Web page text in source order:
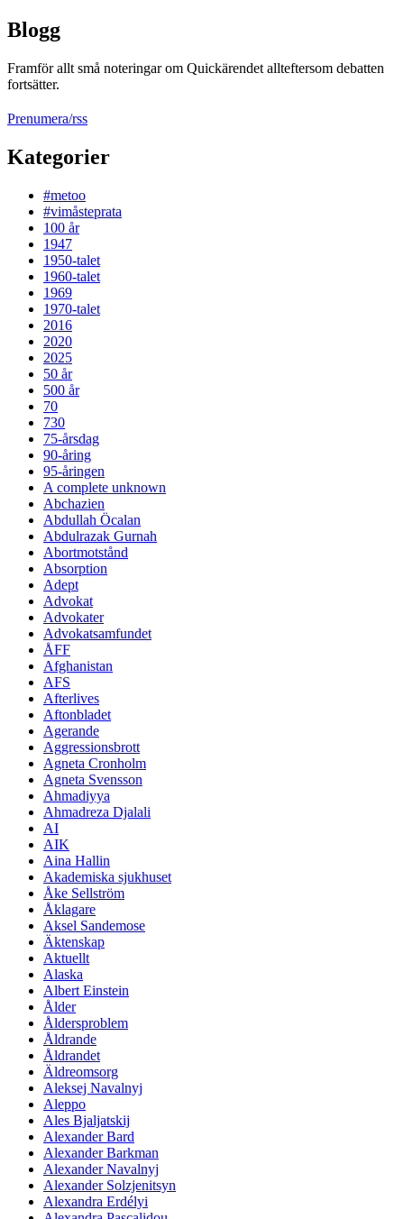
Blogg
Framför allt små noteringar om Quickärendet allteftersom debatten
fortsätter.
Prenumera/rss
Kategorier
#metoo
#vimåsteprata
100 år
1947
1950-talet
1960-talet
1969
1970-talet
2016
2020
2025
50 år
500 år
70
730
75-årsdag
90-åring
95-åringen
A complete unknown
Abchazien
Abdullah Öcalan
Abdulrazak Gurnah
Abortmotstånd
Absorption
Adept
Advokat
Advokater
Advokatsamfundet
ÅFF
Afghanistan
AFS
Afterlives
Aftonbladet
Agerande
Aggressionsbrott
Agneta Cronholm
Agneta Svensson
Ahmadiyya
Ahmadreza Djalali
AI
AIK
Aina Hallin
Akademiska sjukhuset
Åke Sellström
Åklagare
Aksel Sandemose
Äktenskap
Aktuellt
Alaska
Albert Einstein
Ålder
Åldersproblem
Åldrande
Åldrandet
Äldreomsorg
Aleksej Navalnyj
Aleppo
Ales Bjaljatskij
Alexander Bard
Alexander Barkman
Alexander Navalnyj
Alexander Solzjenitsyn
Alexandra Erdélyi